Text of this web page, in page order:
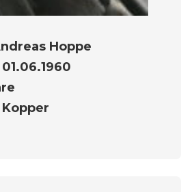
Hoppe
01.06.1960